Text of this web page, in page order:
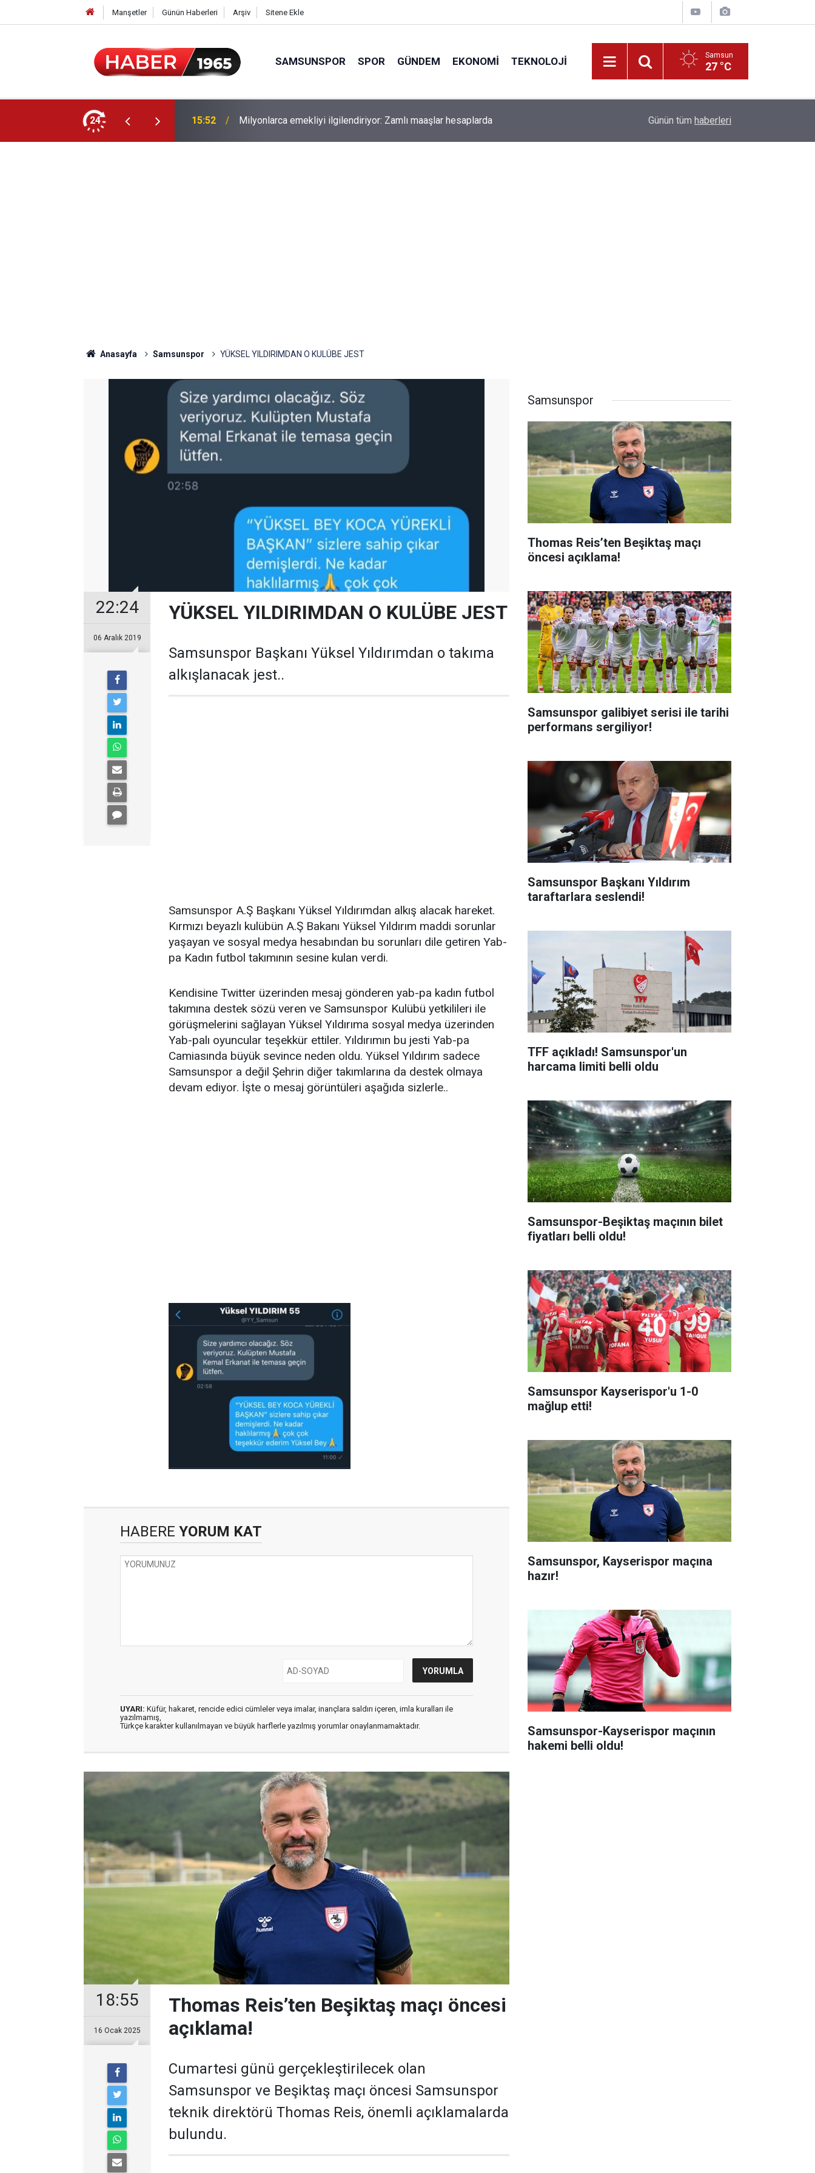
Manşetler Günün Haberleri Arşiv Sitene Ekle
SAMSUNSPOR SPOR GÜNDEM EKONOMI TEKNOLOJI Samsun
27 °C
24 15:52 Milyonlarca emekliyi ilgilendiriyor: Zamlı maaşlar hesaplarda Fahiş fiyatlar nedeniyle işletmelere 101 milyon
Günün tüm haberleri
Anasayfa Samsunspor YÜKSEL YILDIRIMDAN O KULÜBE JEST
22:24
06 Aralık 2019
YÜKSEL YILDIRIMDAN O KULÜBE JEST
Samsunspor Başkanı Yüksel Yıldırımdan o takıma
alkışlanacak jest..
Samsunspor A.Ş Başkanı Yüksel Yıldırımdan alkış alacak hareket.
Kırmızı beyazlı kulübün A.Ş Bakanı Yüksel Yıldırım maddi sorunlar
yaşayan ve sosyal medya hesabından bu sorunları dile getiren Yab-
pa Kadın futbol takımının sesine kulan verdi.
Kendisine Twitter üzerinden mesaj gönderen yab-pa kadın futbol
takımına destek sözü veren ve Samsunspor Kulübü yetkilileri ile
görüşmelerini sağlayan Yüksel Yıldırıma sosyal medya üzerinden
Yab-palı oyuncular teşekkür ettiler. Yıldırımın bu jesti Yab-pa
Camiasında büyük sevince neden oldu. Yüksel Yıldırım sadece
Samsunspor a değil Şehrin diğer takımlarına da destek olmaya
devam ediyor. İşte o mesaj görüntüleri aşağıda sizlerle..
HABERE YORUM KAT
UYARI: Küfür, hakaret, rencide edici cümleler veya imalar, inançlara saldırı içeren, imla kuralları ile
yazılmamış,
Türkçe karakter kullanılmayan ve büyük harflerle yazılmış yorumlar onaylanmamaktadır.
18:55
16 Ocak 2025
Thomas Reis’ten Beşiktaş maçı öncesi
açıklama!
Cumartesi günü gerçekleştirilecek olan
Samsunspor ve Beşiktaş maçı öncesi Samsunspor
teknik direktörü Thomas Reis, önemli açıklamalarda
bulundu.
Samsunspor
Thomas Reis’ten Beşiktaş maçı
öncesi açıklama!
Samsunspor galibiyet serisi ile tarihi
performans sergiliyor!
Samsunspor Başkanı Yıldırım
taraftarlara seslendi!
TFF açıkladı! Samsunspor'un
harcama limiti belli oldu
Samsunspor-Beşiktaş maçının bilet
fiyatları belli oldu!
Samsunspor Kayserispor'u 1-0
mağlup etti!
Samsunspor, Kayserispor maçına
hazır!
Samsunspor-Kayserispor maçının
hakemi belli oldu!